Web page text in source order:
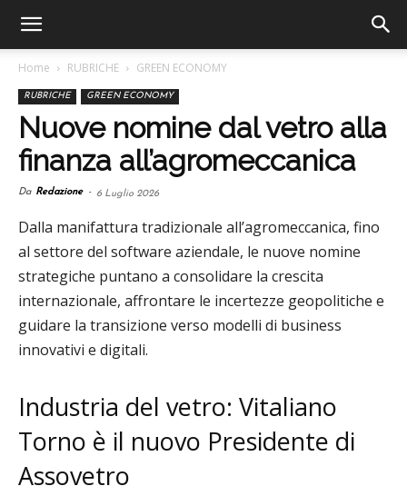
Home RUBRICHE GREEN ECONOMY
RUBRICHE GREEN ECONOMY
Nuove nomine dal vetro alla
finanza all’agromeccanica
Da Redazione - 6 Luglio 2026
Dalla manifattura tradizionale all’agromeccanica, fino
al settore del software aziendale, le nuove nomine
strategiche puntano a consolidare la crescita
internazionale, affrontare le incertezze geopolitiche e
guidare la transizione verso modelli di business
innovativi e digitali.
Industria del vetro: Vitaliano
Torno è il nuovo Presidente di
Assovetro